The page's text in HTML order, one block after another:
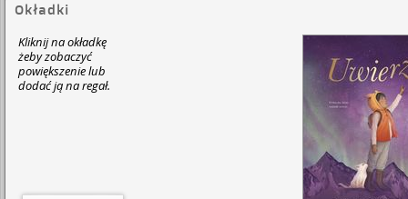
Okładki
Kliknij na okładkę
żeby zobaczyć
powiększenie lub
dodać ją na regał.